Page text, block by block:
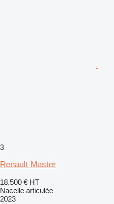
3
Renault Master
18.500 € HT
Nacelle articulée
2023